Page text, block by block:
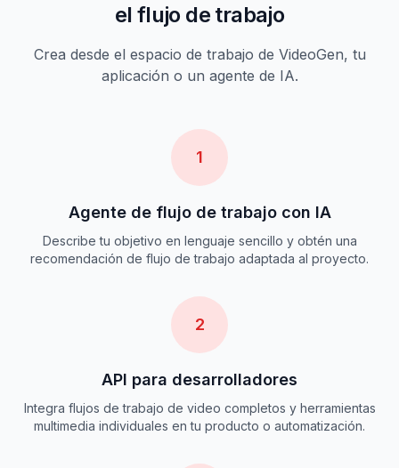
el flujo de trabajo
Crea desde el espacio de trabajo de VideoGen, tu
aplicación o un agente de IA.
1
Agente de flujo de trabajo con IA
Describe tu objetivo en lenguaje sencillo y obtén una
recomendación de flujo de trabajo adaptada al proyecto.
2
API para desarrolladores
Integra flujos de trabajo de video completos y herramientas
multimedia individuales en tu producto o automatización.